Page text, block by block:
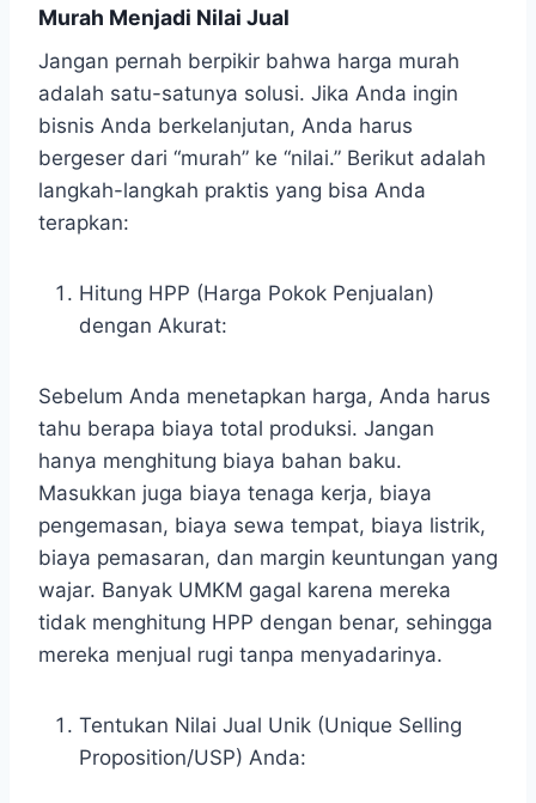
Murah Menjadi Nilai Jual
Jangan pernah berpikir bahwa harga murah
adalah satu-satunya solusi. Jika Anda ingin
bisnis Anda berkelanjutan, Anda harus
bergeser dari “murah” ke “nilai.” Berikut adalah
langkah-langkah praktis yang bisa Anda
terapkan:
Hitung HPP (Harga Pokok Penjualan)
dengan Akurat:
Sebelum Anda menetapkan harga, Anda harus
tahu berapa biaya total produksi. Jangan
hanya menghitung biaya bahan baku.
Masukkan juga biaya tenaga kerja, biaya
pengemasan, biaya sewa tempat, biaya listrik,
biaya pemasaran, dan margin keuntungan yang
wajar. Banyak UMKM gagal karena mereka
tidak menghitung HPP dengan benar, sehingga
mereka menjual rugi tanpa menyadarinya.
Tentukan Nilai Jual Unik (Unique Selling
Proposition/USP) Anda: